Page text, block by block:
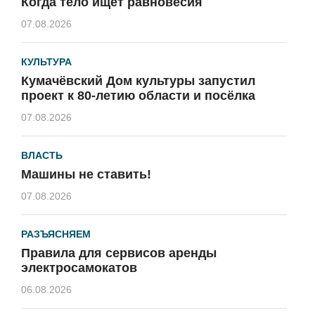
07.08.2026
КУЛЬТУРА
Кумачёвский Дом культуры запустил
проект к 80-летию области и посёлка
07.08.2026
ВЛАСТЬ
Машины не ставить!
07.08.2026
РАЗЪЯСНЯЕМ
Правила для сервисов аренды
электросамокатов
06.08.2026